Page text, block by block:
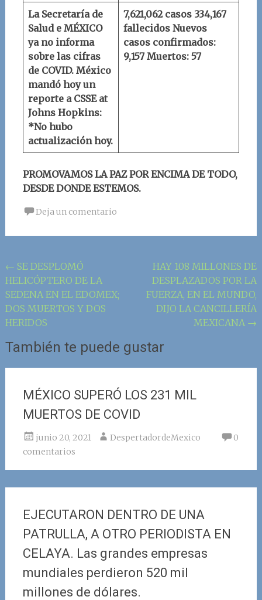
La Secretaría de
Salud e MÉXICO
ya no informa
sobre las cifras
de COVID. México
mandó hoy un
reporte a CSSE at
Johns Hopkins:
*No hubo
actualización hoy.
7,621,062 casos 334,167
fallecidos Nuevos
casos confirmados:
9,157 Muertos: 57
PROMOVAMOS LA PAZ POR ENCIMA DE TODO,
DESDE DONDE ESTEMOS.
Deja un comentario
Navegación
de
la
entrada
← SE DESPLOMÓ
HELICÓPTERO DE LA
SEDENA EN EL EDOMEX;
DOS MUERTOS Y DOS
HERIDOS
HAY 108 MILLONES DE
DESPLAZADOS POR LA
FUERZA, EN EL MUNDO,
DIJO LA CANCILLERÍA
MEXICANA →
También te puede gustar
MÉXICO SUPERÓ LOS 231 MIL
MUERTOS DE COVID
junio 20, 2021 DespertadordeMexico
0
comentarios
EJECUTARON DENTRO DE UNA
PATRULLA, A OTRO PERIODISTA EN
CELAYA. Las grandes empresas
mundiales perdieron 520 mil
millones de dólares.